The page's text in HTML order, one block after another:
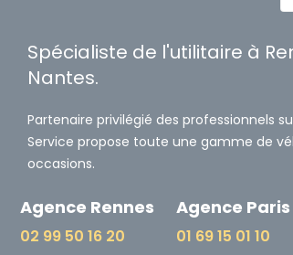
Spécialiste de l'utilitaire à
Nantes.
Partenaire privilégié des professionnels
Service propose toute une gamme de
occasions.
Agence Rennes
02 99 50 16 20
Agence Paris
01 69 15 01 10